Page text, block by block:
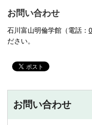
お問い合わせ
石川富山明倫学館（電話：
ださい。
お問い合わせ